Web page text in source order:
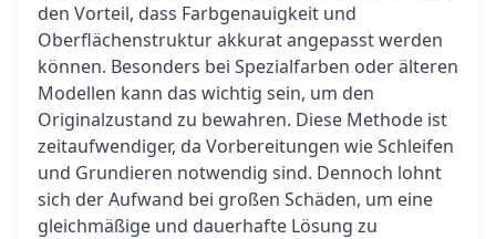
den Vorteil, dass Farbgenauigkeit und
Oberflächenstruktur akkurat angepasst werden
können. Besonders bei Spezialfarben oder älteren
Modellen kann das wichtig sein, um den
Originalzustand zu bewahren. Diese Methode ist
zeitaufwendiger, da Vorbereitungen wie Schleifen
und Grundieren notwendig sind. Dennoch lohnt
sich der Aufwand bei großen Schäden, um eine
gleichmäßige und dauerhafte Lösung zu